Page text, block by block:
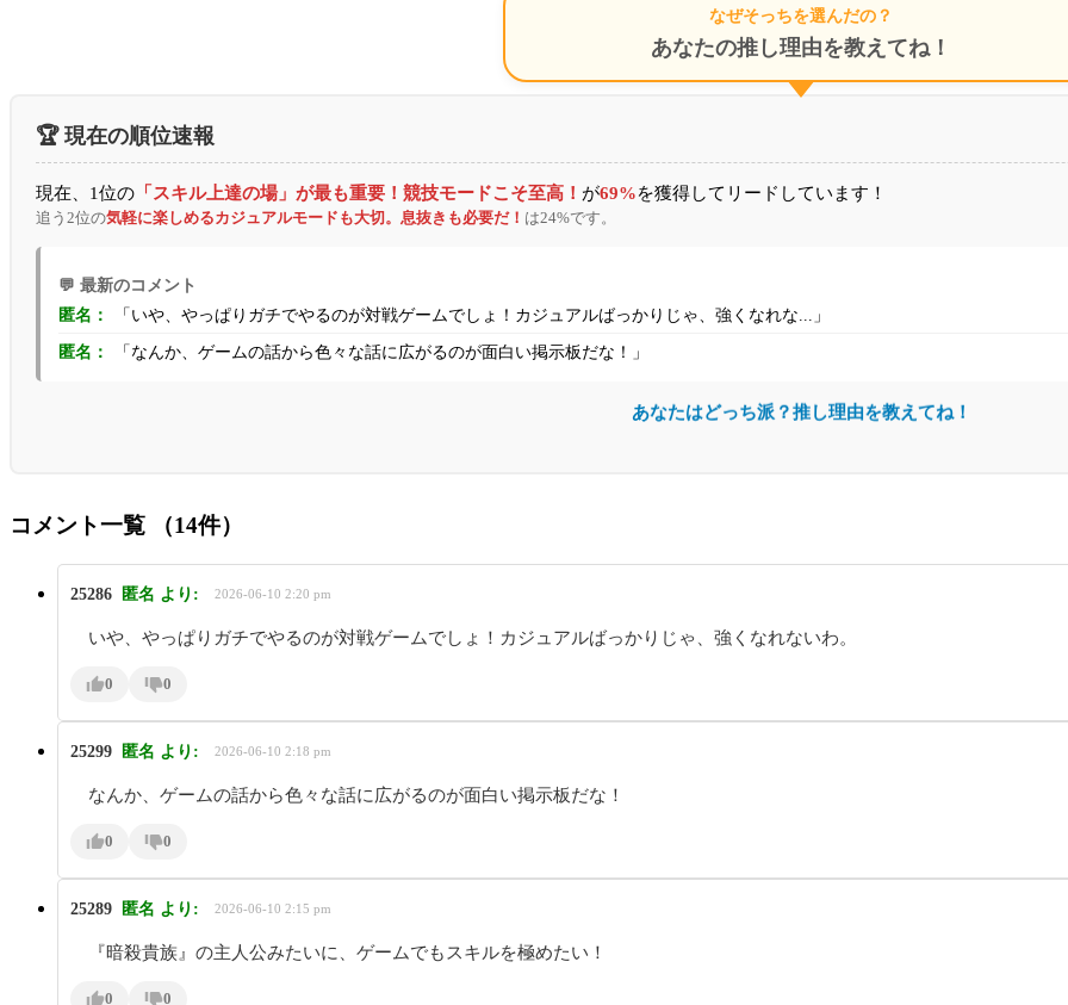
なぜそっちを選んだの？
あなたの推し理由を教えてね！
🏆 現在の順位速報
現在、1位の 「スキル上達の場」が最も重要！競技モードこそ至高！ が69%を獲得してリードしています！
追う2位の気軽に楽しめるカジュアルモードも大切。息抜きも必要だ！ は24%です。
💬 最新のコメント
匿名：
「いや、やっぱりガチでやるのが対戦ゲームでしょ！カジュアルばっかりじゃ、強くなれな...」
匿名： 「なんか、ゲームの話から色々な話に広がるのが面白い掲示板だな！」
あなたはどっち派？推し理由を教えてね！
コメント一覧 （14件）
25286 匿名 より: 2026-06-10 2:20 pm
いや、やっぱりガチでやるのが対戦ゲームでしょ！カジュアルばっかりじゃ、強くなれないわ。
0 0
25299 匿名 より: 2026-06-10 2:18 pm
なんか、ゲームの話から色々な話に広がるのが面白い掲示板だな！
0 0
25289 匿名 より: 2026-06-10 2:15 pm
『暗殺貴族』の主人公みたいに、ゲームでもスキルを極めたい！
0 0